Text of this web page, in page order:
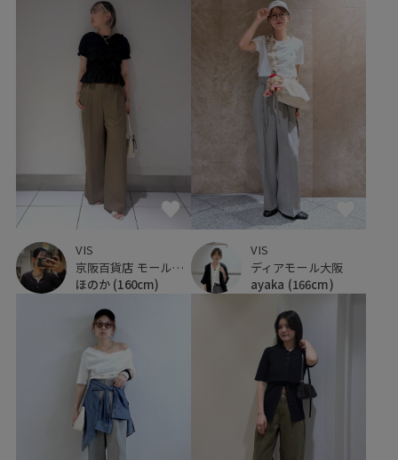
VIS
京阪百貨店 モール京橋店
ほのか (160cm)
VIS
ディアモール大阪
ayaka (166cm)